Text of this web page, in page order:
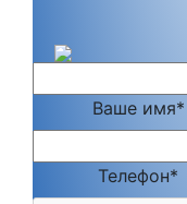
Ваше имя*
Телефон*